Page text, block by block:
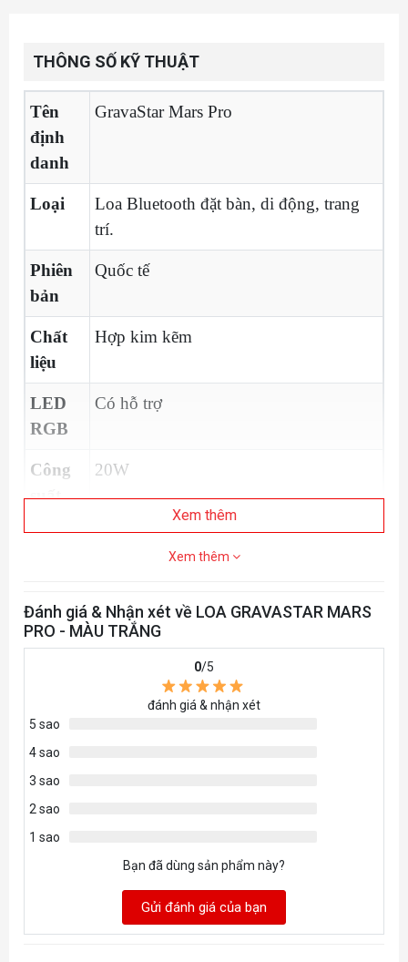
THÔNG SỐ KỸ THUẬT
Tên
định
danh
GravaStar Mars Pro
Loại
Loa Bluetooth đặt bàn, di động, trang
trí.
Phiên
bản
Quốc tế
Chất
liệu
Hợp kim kẽm
LED
RGB
Có hỗ trợ
Công
suất
20W
Kết nối Bluetooth 5.0
Kích
7.5"H x 7.1"L x 7.9"W
sắc
Trắng, Vàng (War Damage) và các
điện
Trong
Xem thêm
Xem thêm
Đánh giá & Nhận xét về LOA GRAVASTAR MARS
PRO - MÀU TRẮNG
0/5
đánh giá & nhận xét
5 sao
4 sao
3 sao
2 sao
1 sao
Bạn đã dùng sản phẩm này?
Gửi đánh giá của bạn